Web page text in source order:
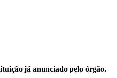
já anunciado pelo órgão.